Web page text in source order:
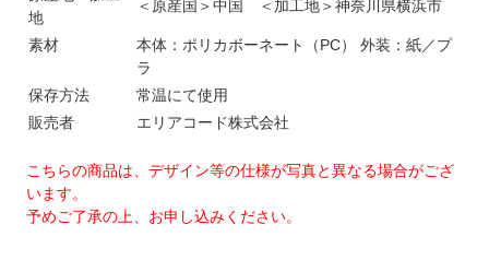
地
＜原産国＞中国 ＜加工地＞神奈川県横浜市
素材
本体：ポリカボーネート（PC） 外装：紙／プ
ラ
保存方法
常温にて使用
販売者
エリアコード株式会社
こちらの商品は、デザイン等の仕様が写真と異なる場合がござ
います。
予めご了承の上、お申し込みください。